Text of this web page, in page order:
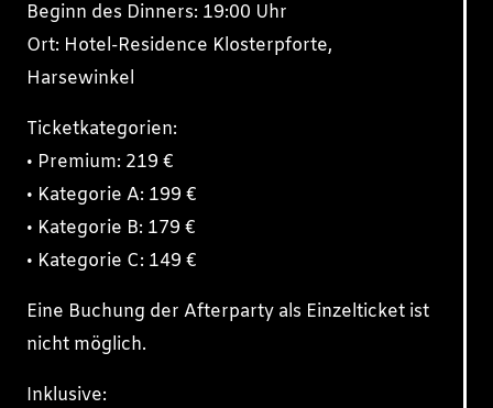
Beginn des Dinners: 19:00 Uhr
Ort: Hotel-Residence Klosterpforte,
Harsewinkel
Ticketkategorien:
• Premium: 219 €
• Kategorie A: 199 €
• Kategorie B: 179 €
• Kategorie C: 149 €
Eine Buchung der Afterparty als Einzelticket ist
nicht möglich.
Inklusive: